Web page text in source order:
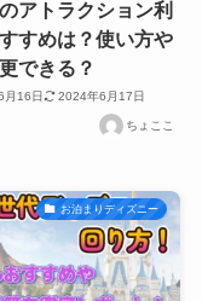
アトラクション利
すめは？使い方や
できる？
月16日 2024年6月17日
ちょここ
お泊まりディズニー